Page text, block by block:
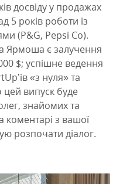
досвіду у продажах
5 років роботи із
(P&G, Pepsi Co).
Ярмоша є залучення
$; успішне ведення
«з нуля» та
випуск буде
знайомих та
коментарі з вашої
розпочати діалог.